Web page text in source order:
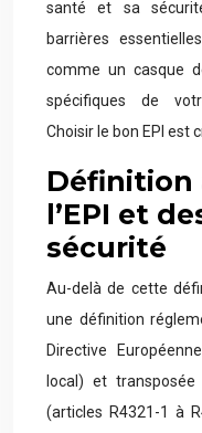
santé et sa
barrières
comme un casque
spécifiques de
Choisir le bon EPI est
Définition
l’EPI et
sécurité
Au-delà de cette
une définition
Directive
local) et
(articles R4321-1 à